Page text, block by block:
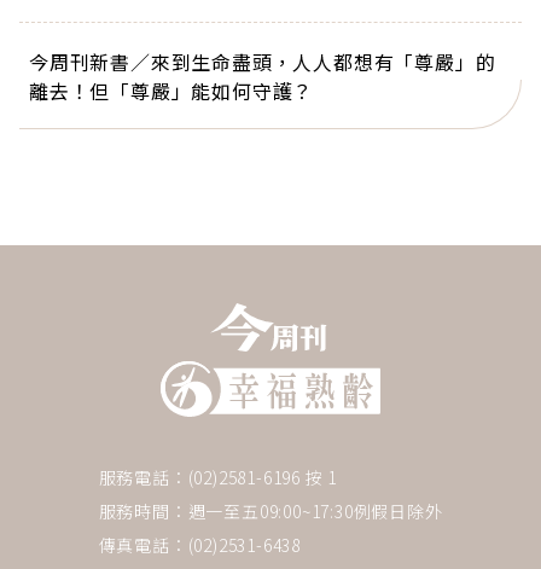
今周刊新書／來到生命盡頭，人人都想有「尊嚴」的
離去！但「尊嚴」能如何守護？
服務電話：(02)2581-6196 按 1
服務時間：週一至五09:00~17:30例假日除外
傳真電話：(02)2531-6438